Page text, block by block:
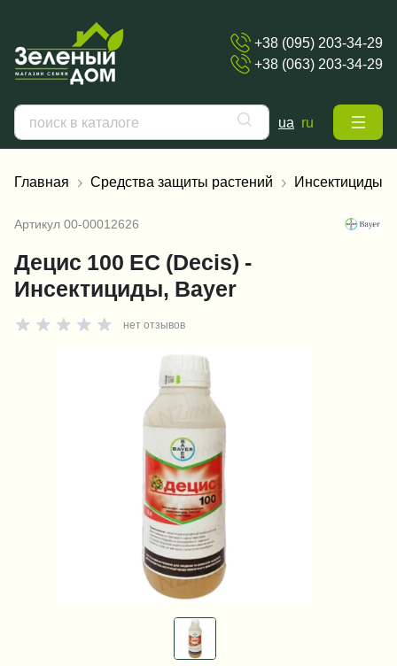
+38 (095) 203-34-29
+38 (063) 203-34-29
ua ru
Главная Средства защиты растений Инсектициды
Артикул 00-00012626
Децис 100 ЕС (Decis) -
Инсектициды, Bayer
нет отзывов